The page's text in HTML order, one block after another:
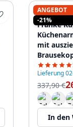
ANGEBOT
-21%
FRANKE
Franke
mit
Lieferung
337,90 €
In den